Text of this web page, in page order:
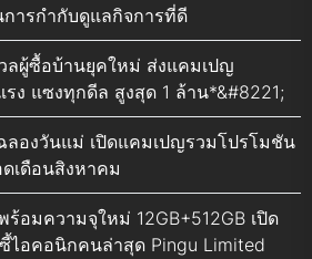
ารกำกับดูแลกิจการที่ดี
ลผู้ซื้อบ้านยุคใหม่ ส่งแคมเปญ
ง แซงทุกดีล สูงสุด 1 ล้าน*&#8221;
องวันแม่ เปิดแคมเปญรวมโปรโมชัน
เดือนสิงหาคม
ร้อมความจุใหม่ 12GB+512GB เปิด
ไอคอนิกคนล่าสุด Pingu Limited